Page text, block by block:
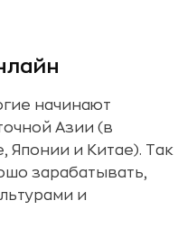
начинают
Азии (в
и Китае). Так
зарабатывать,
и